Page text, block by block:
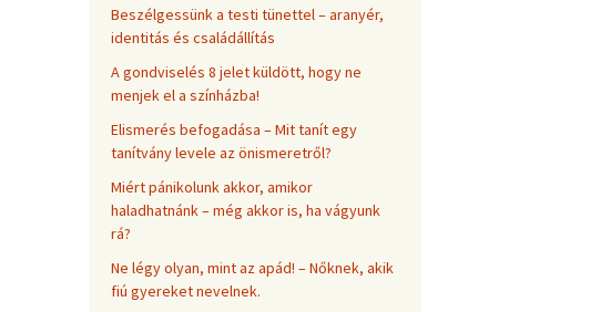
Beszélgessünk a testi tünettel – aranyér,
identitás és családállítás
A gondviselés 8 jelet küldött, hogy ne
menjek el a színházba!
Elismerés befogadása – Mit tanít egy
tanítvány levele az önismeretről?
Miért pánikolunk akkor, amikor
haladhatnánk – még akkor is, ha vágyunk
rá?
Ne légy olyan, mint az apád! – Nőknek, akik
fiú gyereket nevelnek.